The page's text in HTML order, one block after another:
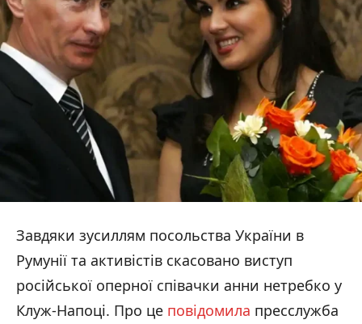
Завдяки зусиллям посольства України в
Румунії та активістів скасовано виступ
російської оперної співачки анни нетребко у
Клуж-Напоці. Про це повідомила пресслужба